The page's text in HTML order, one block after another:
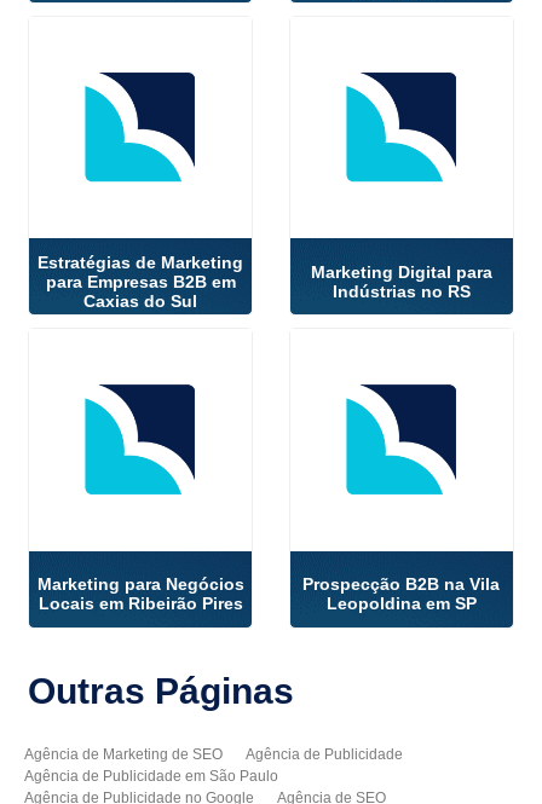
Estratégias de Marketing
para Empresas B2B em
Caxias do Sul
Marketing Digital para
Indústrias no RS
Marketing para Negócios
Locais em Ribeirão Pires
Prospecção B2B na Vila
Leopoldina em SP
Outras Páginas
Agência de Marketing de SEO
Agência de Publicidade
Agência de Publicidade em São Paulo
Agência de Publicidade no Google
Agência de SEO